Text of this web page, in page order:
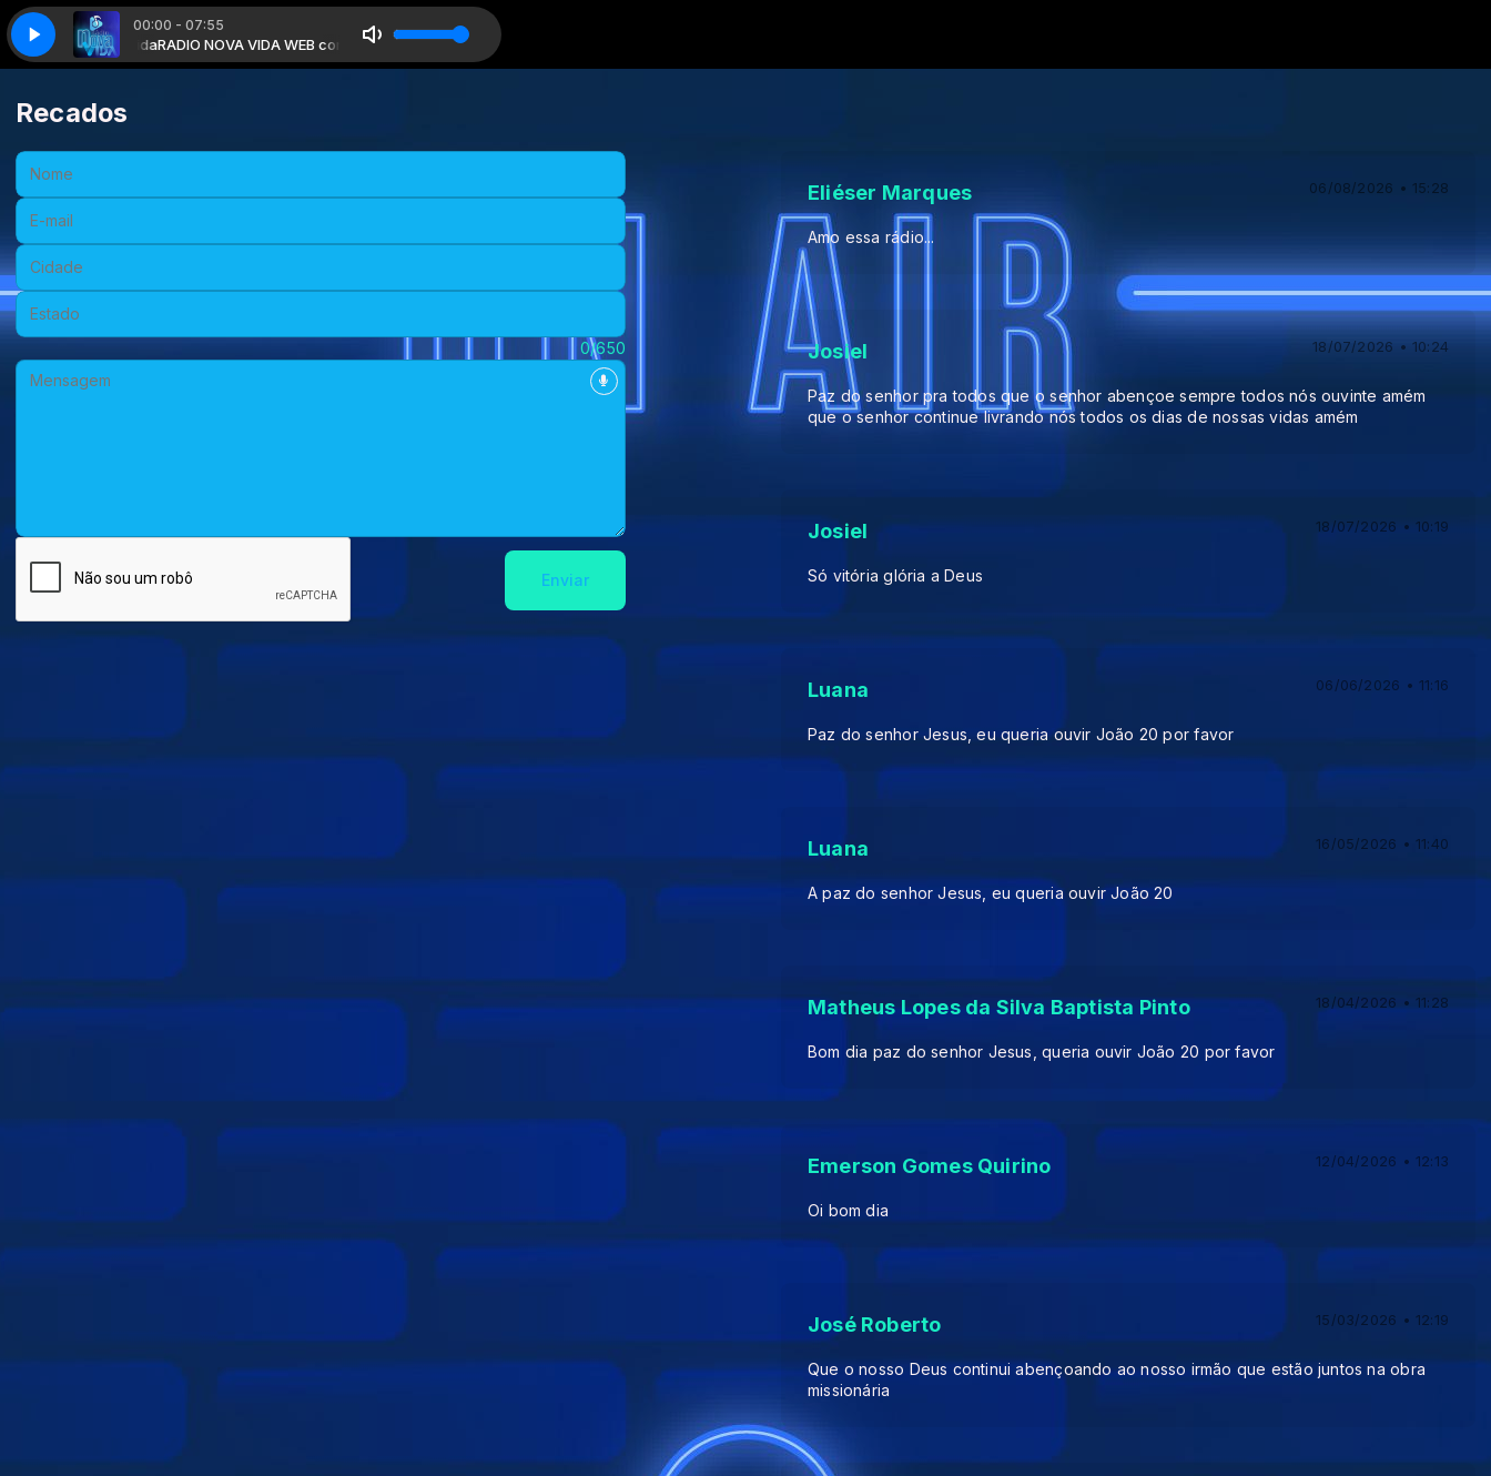
00:00 - 07:55
RADIO NOVA VIDA WEB com Louvores Programada Pela Radio Nova Vida
Recados
Nome:
E-mail:
Cidade:
Estado:
0/650
Enviar
Eliéser Marques 06/08/2026 • 15:28
Amo essa rádio...
Josiel 18/07/2026 • 10:24
Paz do senhor pra todos que o senhor abençoe sempre todos nós ouvinte amém
que o senhor continue livrando nós todos os dias de nossas vidas amém
Josiel 18/07/2026 • 10:19
Só vitória glória a Deus
Luana 06/06/2026 • 11:16
Paz do senhor Jesus, eu queria ouvir João 20 por favor
Luana 16/05/2026 • 11:40
A paz do senhor Jesus, eu queria ouvir João 20
Matheus Lopes da Silva Baptista Pinto 18/04/2026 • 11:28
Bom dia paz do senhor Jesus, queria ouvir João 20 por favor
Emerson Gomes Quirino 12/04/2026 • 12:13
Oi bom dia
José Roberto 15/03/2026 • 12:19
Que o nosso Deus continui abençoando ao nosso irmão que estão juntos na obra
missionária